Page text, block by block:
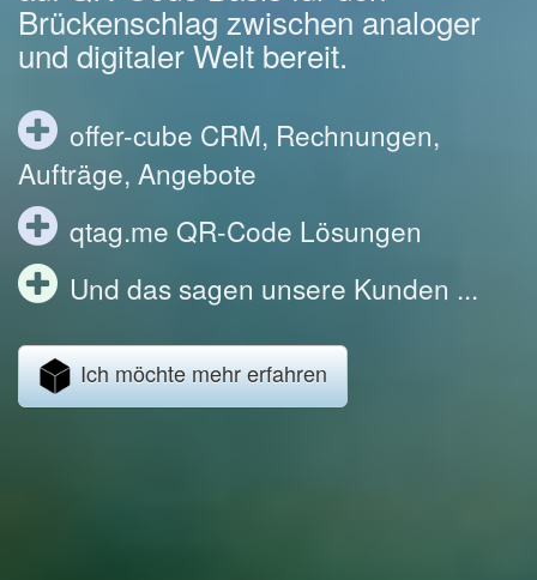
Brückenschlag zwischen analoger
und digitaler Welt bereit.
offer-cube CRM, Rechnungen,
Aufträge, Angebote
qtag.me QR-Code Lösungen
Und das sagen unsere Kunden ...
Ich möchte mehr erfahren